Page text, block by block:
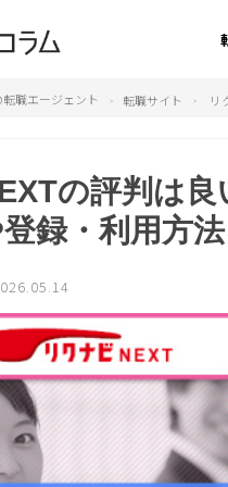
職エージェント 転職サイト リ
の評判は
録・利用方